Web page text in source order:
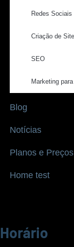
Redes Sociais
Criação de Site
SEO
Marketing
Blog
Notícias
Planos e Preços
Home test
Horário